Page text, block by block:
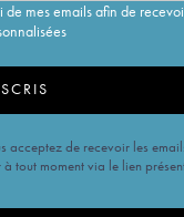
de mes emails afin de
acceptez de recevoir les
tout moment via le lien